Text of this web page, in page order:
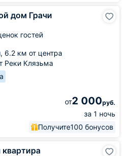
дом Грачи
гостей
6.2 км от центра
Реки Клязьма
от2 000руб.
за 1 ночь
Получите100 бонусов